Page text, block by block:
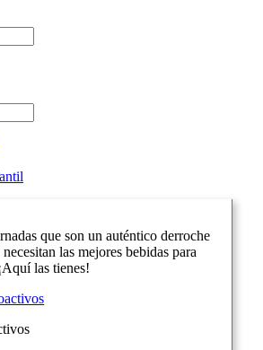
que son un auténtico derroche
las mejores bebidas para
las tienes!